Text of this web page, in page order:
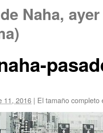
Naha,
11, 2016 | El tamaño